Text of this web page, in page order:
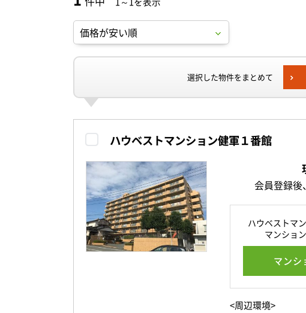
選択した物件をまとめて
ハウベストマンション健軍１番館
会員登録後
ハウベストマ
マンショ
マンシ
<周辺環境>